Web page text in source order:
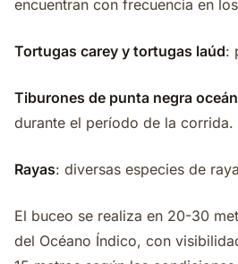
encuentran con frecuencia en
Tortugas carey y tortugas laúd:
Tiburones de punta negra
durante el período de la corrida.
Rayas: diversas especies de
El buceo se realiza en 20-30
del Océano Índico, con